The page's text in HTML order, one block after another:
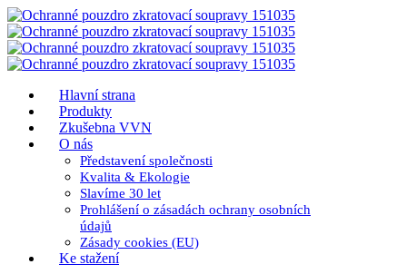
Hlavní strana
Produkty
Zkušebna VVN
O nás
Představení společnosti
Kvalita & Ekologie
Slavíme 30 let
Prohlášení o zásadách ochrany osobních
údajů
Zásady cookies (EU)
Ke stažení